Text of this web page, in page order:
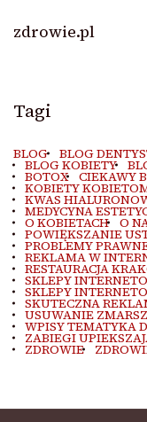
zdrowie.pl
Tagi
BLOG BLOG
BLOG KOBIETY
BOTOX CIEKAWY
KOBIETY
KWAS
MEDYCYNA
O KOBIETACH O
POWIĘKSZANIE
PROBLEMY
REKLAMA W
RESTAURACJA
SKLEPY
SKLEPY
SKUTECZNA
USUWANIE
WPISY TEMATYKA
ZABIEGI
ZDROWIE